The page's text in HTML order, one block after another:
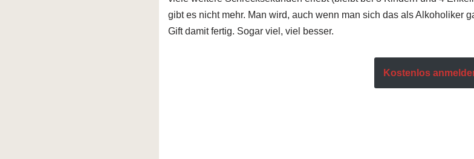
gibt es nicht mehr. Man wird, auch wenn man sich das als Alkoholiker
Gift damit fertig. Sogar viel, viel besser.
Kostenlos